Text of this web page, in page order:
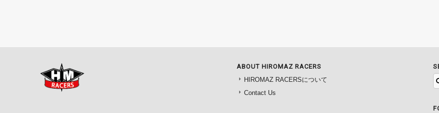
ABOUT HIROMAZ RACERS
HIROMAZ RACERSについて
Contact Us